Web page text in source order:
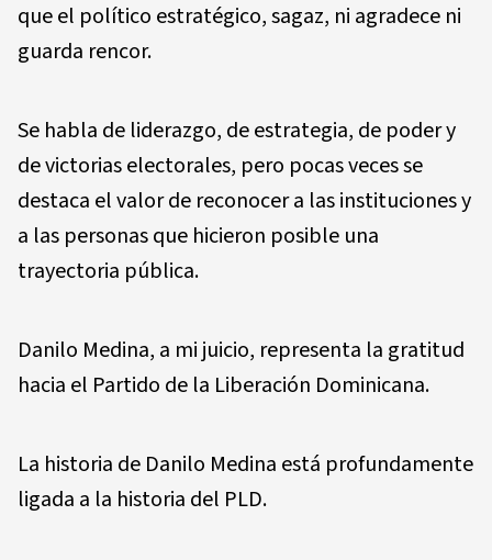
que el político estratégico, sagaz, ni agradece ni
guarda rencor.
Se habla de liderazgo, de estrategia, de poder y
de victorias electorales, pero pocas veces se
destaca el valor de reconocer a las instituciones y
a las personas que hicieron posible una
trayectoria pública.
Danilo Medina, a mi juicio, representa la gratitud
hacia el Partido de la Liberación Dominicana.
La historia de Danilo Medina está profundamente
ligada a la historia del PLD.